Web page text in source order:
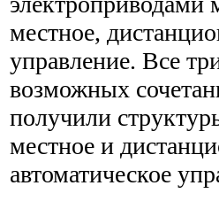
местное,
управление. Все
возможных
получили
местное и
автоматическое